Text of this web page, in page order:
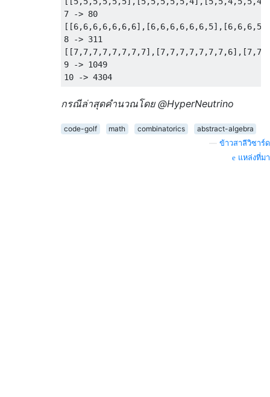
7 -> 80
8 -> 311
9 -> 1049
กรณีล่าสุดคำนวณโดย @HyperNeutrino
code-golf math combinatorics
abstract-algebra
ข้าวสาลีวิซาร์ด
แหล่งที่มา